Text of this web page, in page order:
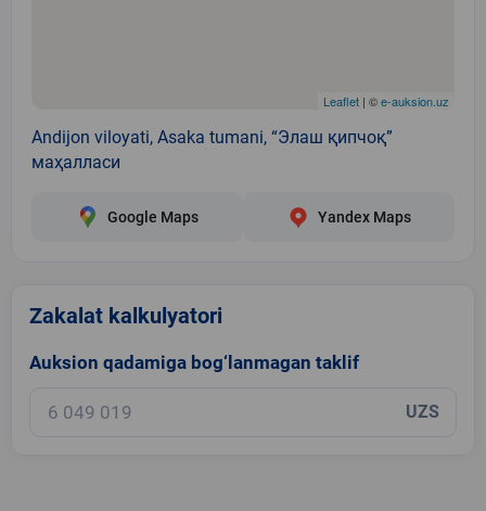
Leaflet | ©e-auksion.uz
Andijon viloyati, Asaka tumani, “Элаш қипчоқ”
маҳалласи
Google Maps Yandex Maps
Zakalat kalkulyatori
Auksion qadamiga bog‘lanmagan taklif
UZS